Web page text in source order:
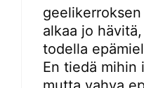
alkaa jo
todella
En tiedä mihin